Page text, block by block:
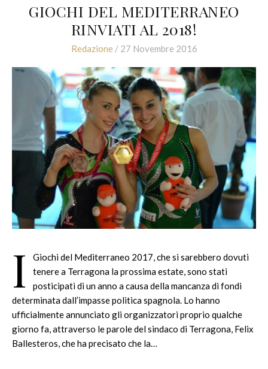
GIOCHI DEL MEDITERRANEO
RINVIATI AL 2018!
Redazione/ 27 Novembre 2016
I
Giochi del Mediterraneo 2017, che si sarebbero dovuti
tenere a Terragona la prossima estate, sono stati
posticipati di un anno a causa della mancanza di fondi
determinata dall’impasse politica spagnola. Lo hanno
ufficialmente annunciato gli organizzatori proprio qualche
giorno fa, attraverso le parole del sindaco di Terragona, Felix
Ballesteros, che ha precisato che la…